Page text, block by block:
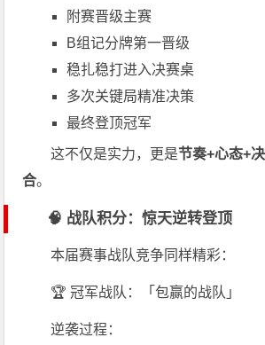
附赛晋级主赛
B组记分牌第一晋级
稳扎稳打进入决赛桌
多次关键局精准决策
最终登顶冠军
这不仅是实力，更是节奏+心态+
合。
🧠 战队积分：惊天逆转登顶
本届赛事战队竞争同样精彩：
🏆 冠军战队：「包赢的战队」
逆袭过程：